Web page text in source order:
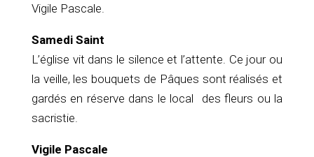
Vigile Pascale.
Samedi Saint
L’église vit dans le silence et l’attente. Ce jour ou
la veille, les bouquets de Pâques sont réalisés et
gardés en réserve dans le local des fleurs ou la
sacristie.
Vigile Pascale